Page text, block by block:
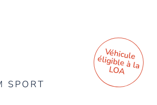
SPORT
Véhicule
éligible à la
LO
A